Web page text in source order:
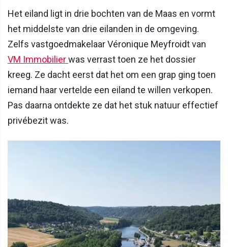
Het eiland ligt in drie bochten van de Maas en vormt
het middelste van drie eilanden in de omgeving.
Zelfs vastgoedmakelaar Véronique Meyfroidt van
VM Immobilierwas verrast toen ze het dossier
kreeg. Ze dacht eerst dat het om een grap ging toen
iemand haar vertelde een eiland te willen verkopen.
Pas daarna ontdekte ze dat het stuk natuur effectief
privébezit was.